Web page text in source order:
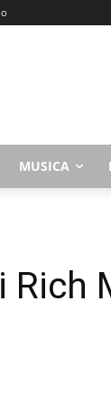
MUSICA
Rich